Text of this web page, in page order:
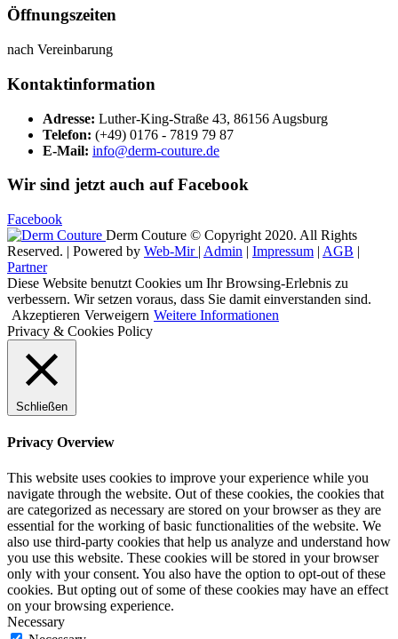
Öffnungszeiten
nach Vereinbarung
Kontaktinformation
Adresse: Luther-King-Straße 43, 86156 Augsburg
Telefon: (+49) 0176 - 7819 79 87
E-Mail: info@derm-couture.de
Wir sind jetzt auch auf Facebook
Facebook
Derm Couture © Copyright 2020. All Rights
Reserved. | Powered by Web-Mir | Admin | Impressum | AGB |
Partner
Diese Website benutzt Cookies um Ihr Browsing-Erlebnis zu
verbessern. Wir setzen voraus, dass Sie damit einverstanden sind.
Akzeptieren Verweigern Weitere Informationen
Privacy & Cookies Policy
Schließen
Privacy Overview
This website uses cookies to improve your experience while you
navigate through the website. Out of these cookies, the cookies that
are categorized as necessary are stored on your browser as they are
essential for the working of basic functionalities of the website. We
also use third-party cookies that help us analyze and understand how
you use this website. These cookies will be stored in your browser
only with your consent. You also have the option to opt-out of these
cookies. But opting out of some of these cookies may have an effect
on your browsing experience.
Necessary